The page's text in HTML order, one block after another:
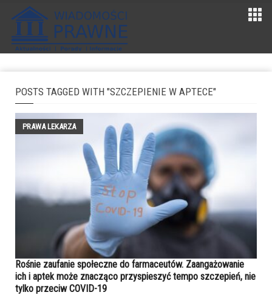
POSTS TAGGED WITH "SZCZEPIENIE W APTECE"
PRAWA LEKARZA
Rośnie zaufanie społeczne do farmaceutów. Zaangażowanie
ich i aptek może znacząco przyspieszyć tempo szczepień, nie
tylko przeciw COVID-19